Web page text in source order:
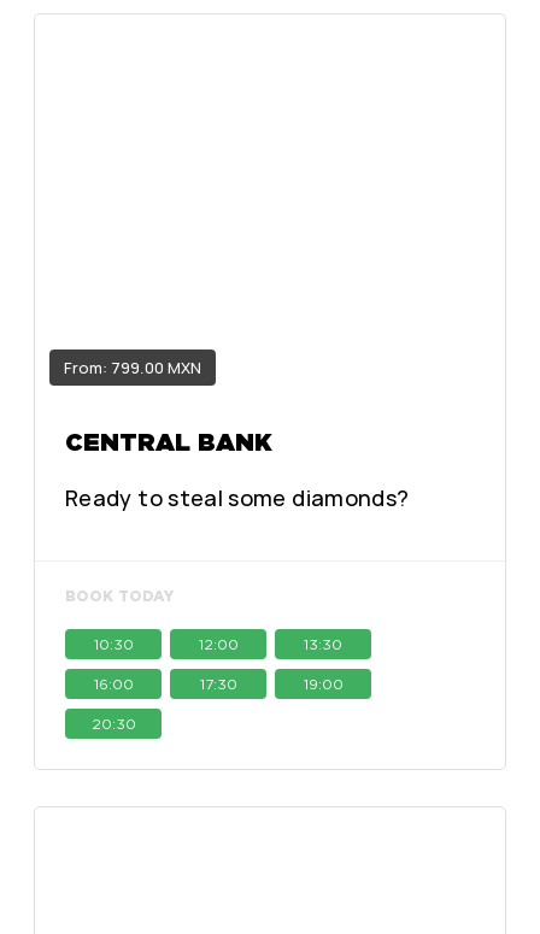
From: 799.00 MXN
CENTRAL BANK
Ready to steal some diamonds?
BOOK TODAY
10:30 12:00 13:30
16:00 17:30 19:00
20:30